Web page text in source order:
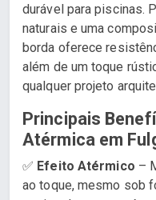
durável para piscinas.
naturais e uma
borda oferece
além de um toque
qualquer projeto
Principais
Atérmica em
✅ Efeito Atérmico –
ao toque, mesmo sob